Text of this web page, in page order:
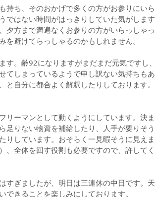
持ち、そのおかげで多くの方がお参りにいら
ではない時間がはっきりしていた気がします
夕方まで満遍なくお参りの方がいらっしゃっ
避けてらっしゃるのかもしれません。
。齢92になりますがまだまだ元気ですし、
てしまっているようで申し訳ない気持ちもあ
自分に都合よく解釈したりしております。
リーマンとして動くようにしています。決ま
足りない物資を補給したり、人手が要りそう
りしています。おそらく一見暇そうに見えま
全体を回す役割も必要ですので、許してく
すぎましたが、明日は三連休の中日です。天
きることを楽しみにしております。